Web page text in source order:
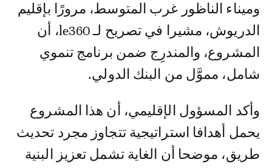
وميناء الناظور غرب المتوسط، مرورًا بإقليم
الدريوش، مشيرا في تصريح لـ le360، أن
المشروع، والمندرِج ضمن برنامج تنموي
شامل، مموَّل من البنك الدولي.
وأكد المسؤول الإقليمي، أن هذا المشروع
يحمل أهدافا استراتيجية تتجاوز مجرد تحديث
طريق، موضحا أن الغاية تشمل تعزيز البنية